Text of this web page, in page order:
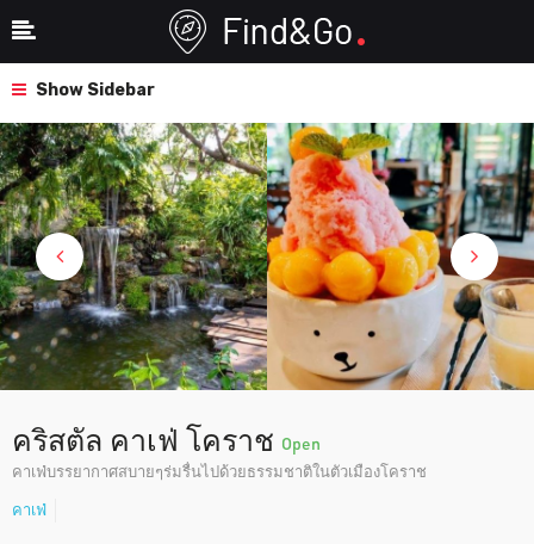
Show Sidebar
คริสตัล คาเฟ่ โคราช Open
คาเฟ่บรรยากาศสบายๆร่มรื่นไปด้วยธรรมชาติในตัวเมืองโคราช
คาเฟ่